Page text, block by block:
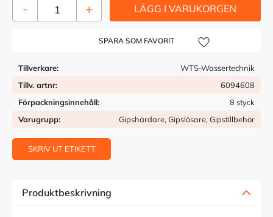
+
-
Lägg till i önskelista
Tillverkare
WTS-Wassertechnik
Tillv. artnr
6094608
Förpackningsinnehåll
8 styck
Varugrupp
Gipshärdare, Gipslösare, Gipstillbehör
SKRIV UT ETIKETT
Produktbeskrivning